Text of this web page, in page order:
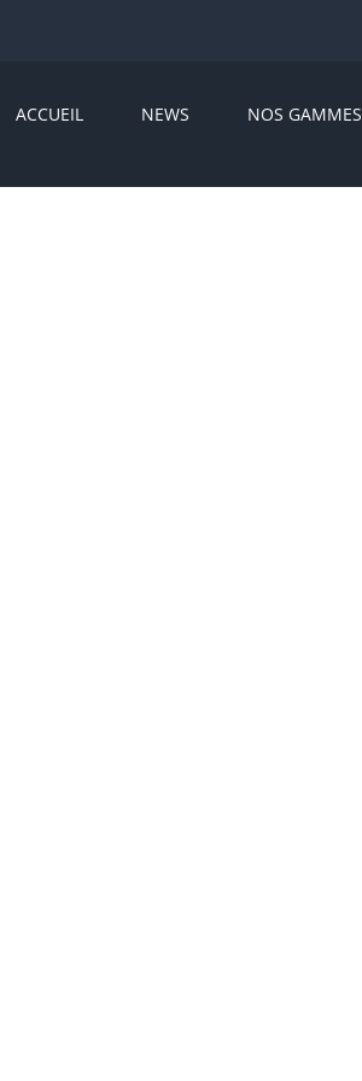
ACCUEIL NEWS NOS GAMMES